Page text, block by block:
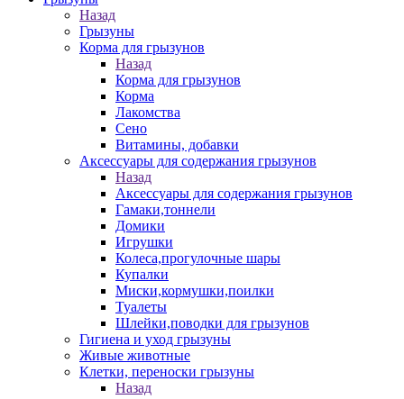
Назад
Грызуны
Корма для грызунов
Назад
Корма для грызунов
Корма
Лакомства
Сено
Витамины, добавки
Аксессуары для содержания грызунов
Назад
Аксессуары для содержания грызунов
Гамаки,тоннели
Домики
Игрушки
Колеса,прогулочные шары
Купалки
Миски,кормушки,поилки
Туалеты
Шлейки,поводки для грызунов
Гигиена и уход грызуны
Живые животные
Клетки, переноски грызуны
Назад